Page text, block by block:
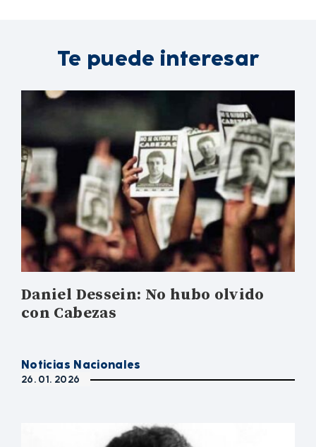
Te puede interesar
Daniel Dessein: No hubo olvido
con Cabezas
Noticias Nacionales
26. 01. 2026